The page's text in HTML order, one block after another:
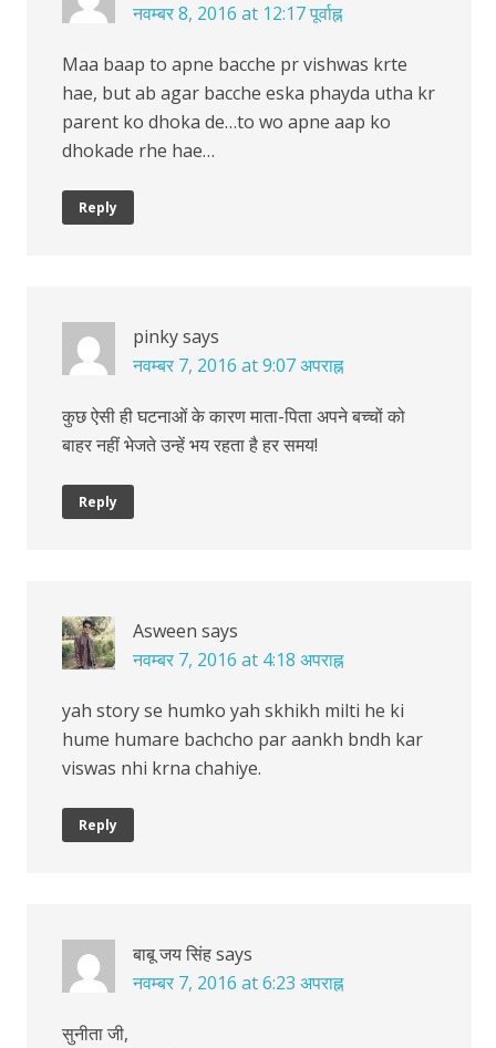
नवम्बर 8, 2016 at 12:17 पूर्वाह्न
Maa baap to apne bacche pr vishwas krte
hae, but ab agar bacche eska phayda utha kr
parent ko dhoka de…to wo apne aap ko
dhokade rhe hae…
Reply
pinkysays
नवम्बर 7, 2016 at 9:07 अपराह्न
कुछ ऐसी ही घटनाओं के कारण माता-पिता अपने बच्चों को
बाहर नहीं भेजते उन्हें भय रहता है हर समय!
Reply
Asween says
नवम्बर 7, 2016 at 4:18 अपराह्न
yah story se humko yah skhikh milti he ki
hume humare bachcho par aankh bndh kar
viswas nhi krna chahiye.
Reply
बाबू जय सिंहsays
नवम्बर 7, 2016 at 6:23 अपराह्न
सुनीता जी,